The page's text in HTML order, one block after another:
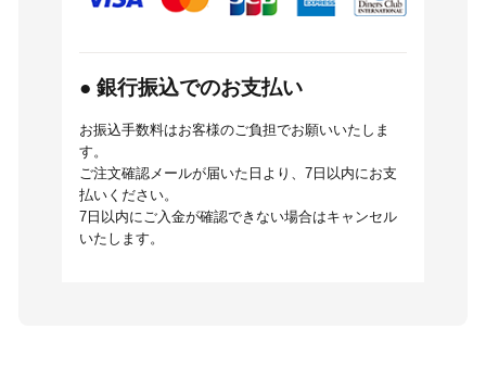
● 銀行振込でのお支払い
お振込手数料はお客様のご負担でお願いいたしま
す。
ご注文確認メールが届いた日より、7日以内にお支
払いください。
7日以内にご入金が確認できない場合はキャンセル
いたします。